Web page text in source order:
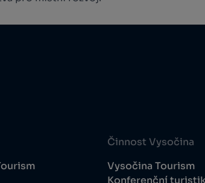
Činnost Vysočina
Vysočina Tourism
Konferenční